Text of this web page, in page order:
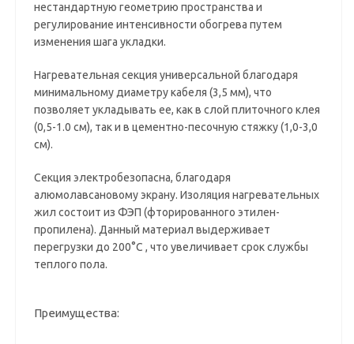
нестандартную геометрию пространства и
регулирование интенсивности обогрева путем
изменения шага укладки.
Нагревательная секция универсальной благодаря
минимальному диаметру кабеля (3,5 мм), что
позволяет укладывать ее, как в слой плиточного клея
(0,5-1.0 см), так и в цементно-песочную стяжку (1,0-3,0
см).
Секция электробезопасна, благодаря
алюмолавсановому экрану. Изоляция нагревательных
жил состоит из ФЭП (фторированного этилен-
пропилена). Данный материал выдерживает
перегрузки до 200°С , что увеличивает срок службы
теплого пола.
Преимущества: